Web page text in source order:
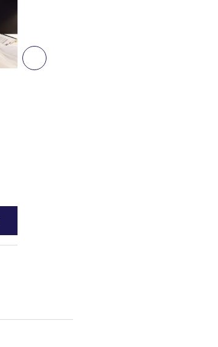
ถัดไป - ห้องพัก